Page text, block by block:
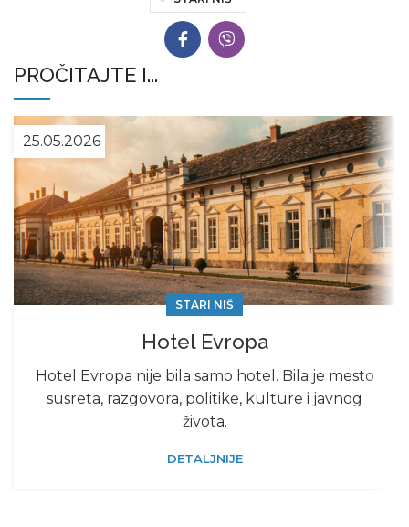
PROČITAJTE I...
25.05.2026
STARI NIŠ
Hotel Evropa
Hotel Evropa nije bila samo hotel. Bila je mesto
susreta, razgovora, politike, kulture i javnog
života.
DETALJNIJE